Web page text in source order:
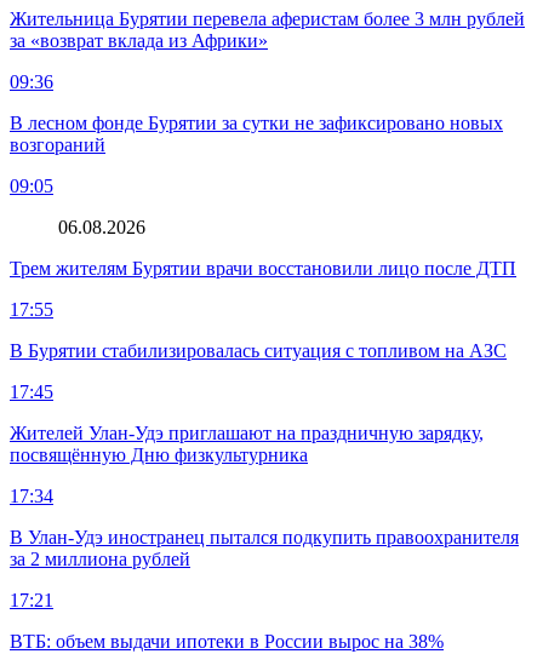
Жительница Бурятии перевела аферистам более 3 млн рублей
за «возврат вклада из Африки»
09:36
В лесном фонде Бурятии за сутки не зафиксировано новых
возгораний
09:05
06.08.2026
Трем жителям Бурятии врачи восстановили лицо после ДТП
17:55
В Бурятии стабилизировалась ситуация с топливом на АЗС
17:45
Жителей Улан-Удэ приглашают на праздничную зарядку,
посвящённую Дню физкультурника
17:34
В Улан-Удэ иностранец пытался подкупить правоохранителя
за 2 миллиона рублей
17:21
ВТБ: объем выдачи ипотеки в России вырос на 38%